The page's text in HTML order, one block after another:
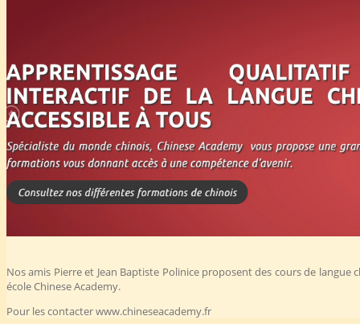
Nos amis Pierre et Jean Baptiste Polinice proposent des cours de langue
école Chinese Academy.
Pour les contacter www.chineseacademy.fr